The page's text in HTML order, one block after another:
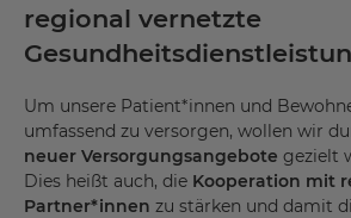
regional vernetzte
Um unsere Patient*innen und
umfassend zu versorgen, wollen wir
neuer Versorgungsangebote gezielt
Dies heißt auch, die Kooperation mit
Partner*innen zu stärken und damit